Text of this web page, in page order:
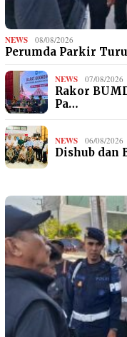
NEWS 08/08/2026
Perumda Parkir
NEWS 07/08/2026
Rakor
Pa…
NEWS 06/08/2026
Dishub dan